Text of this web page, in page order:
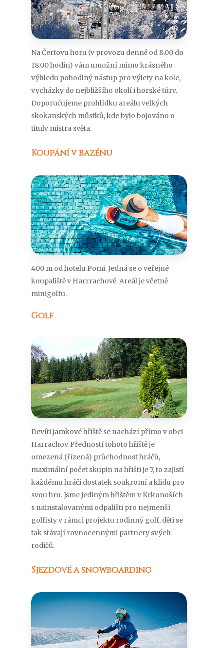
Na Čertovu horu (v provozu denně od 8.00 do
18.00 hodin) vám umožní mimo krásného
výhledu pohodlný nástup pro výlety na kole,
vycházky do nejbližšího okolí i horské túry.
Doporučujeme prohlídku areálu velkých
skokanských můstků, kde bylo bojováno o
tituly mistra světa.
Koupání v bazénu
400 m od hotelu Pomi. Jedná se o veřejné
koupaliště v Harrrachově. Areál je včetně
minigolfu.
Golf
Devíti jamkové hřiště se nachází přímo v obci
Harrachov. Předností tohoto hřiště je
omezená (řízená) průchodnost hráčů,
maximální počet skupin na hřišti je 7, to zajistí
každému hráči dostatek soukromí a klidu pro
svou hru. Jsme jediným hřištěm v Krkonoších
s nainstalovanými odpališti pro nejmenší
golfisty v rámci projektu rodinný golf, děti se
tak stávají rovnocennými partnery svých
rodičů.
Sjezdové a snowboarding